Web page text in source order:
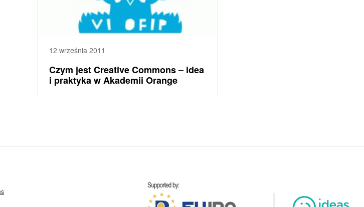
12 września 2011
Czym jest Creative Commons – idea
i praktyka w Akademii Orange